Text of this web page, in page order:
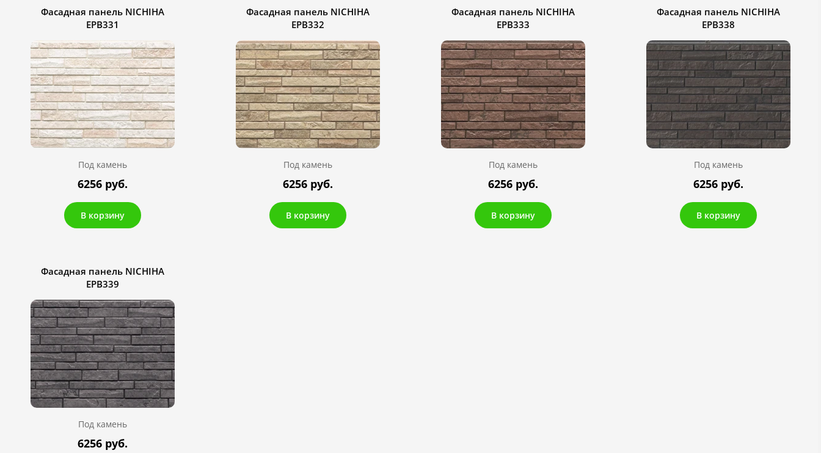
Фасадная панель NICHIHA
EPB331
Под камень
6256 руб.
В корзину
Фасадная панель NICHIHA
EPB332
Под камень
6256 руб.
В корзину
Фасадная панель NICHIHA
EPB333
Под камень
6256 руб.
В корзину
Фасадная панель NICHIHA
EPB338
Под камень
6256 руб.
В корзину
Фасадная панель NICHIHA
EPB339
Под камень
6256 руб.